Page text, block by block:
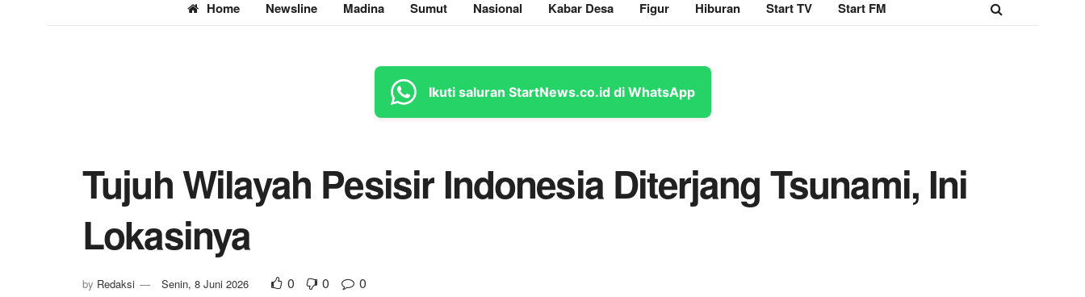
Home Newsline Madina Sumut Nasional Kabar Desa Figur Hiburan Start TV Start FM
Ikuti saluran StartNews.co.id di WhatsApp
Tujuh Wilayah Pesisir Indonesia Diterjang Tsunami, Ini
Lokasinya
by Redaksi Senin, 8 Juni 2026 0 0 0